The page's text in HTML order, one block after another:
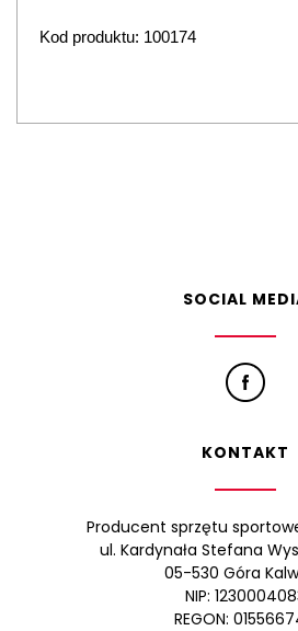
Kod produktu: 100174
SOCIAL
KONTAKT
Producent sprzętu
ul. Kardynała Stefana
05-530 Góra
NIP:
REGON: